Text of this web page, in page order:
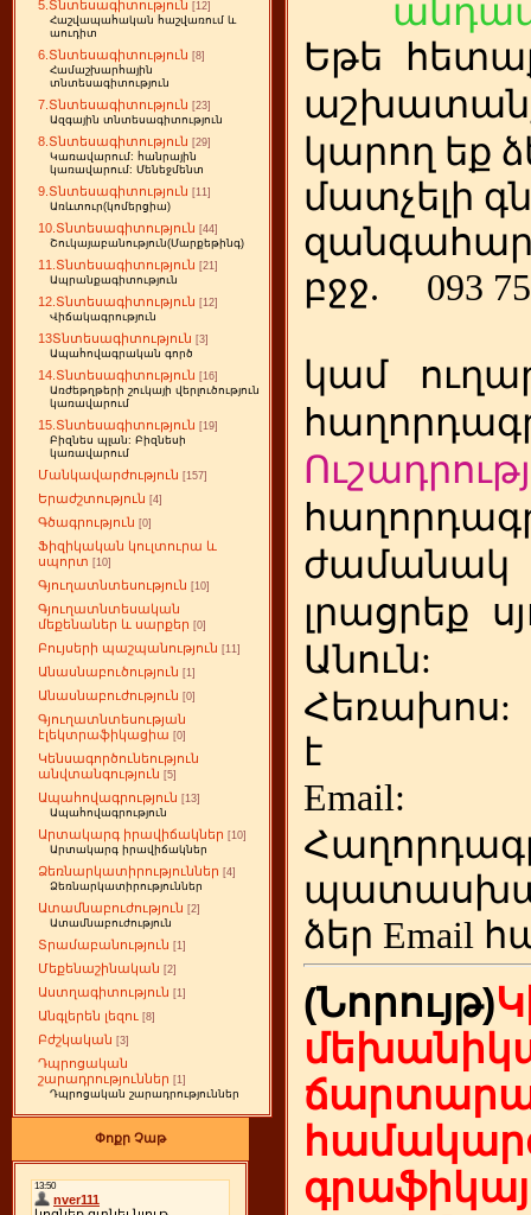
5.Տնտեսագիտություն [12]
Հաշվապահական հաշվառում և
աուդիտ
6.Տնտեսագիտություն [8]
Համաշխարհային
տնտեսագիտություն
7.Տնտեսագիտություն [23]
Ազգային տնտեսագիտություն
8.Տնտեսագիտություն [29]
Կառավարում: հանրային
կառավարում: Մենեջմենտ
9.Տնտեսագիտություն [11]
Առևտուր(կոմերցիա)
10.Տնտեսագիտություն [44]
Շուկայաբանություն(Մարքեթինգ)
11.Տնտեսագիտություն [21]
Ապրանքագիտություն
12.Տնտեսագիտություն [12]
Վիճակագրություն
13Տնտեսագիտություն [3]
Ապահովագրական գործ
14.Տնտեսագիտություն [16]
Առժեթղթերի շուկայի վերլուծություն
կառավարում
15.Տնտեսագիտություն [19]
Բիզնես պլան: Բիզնեսի
կառավարում
Մանկավարժություն [157]
Երաժշտություն [4]
Գծագրություն [0]
Ֆիզիկական կուլտուրա և
սպորտ [10]
Գյուղատնտեսություն [10]
Գյուղատնտեսական
մեքենաներ և սարքեր [0]
Բույսերի պաշպանություն [11]
Անասնաբուծություն [1]
Անասնաբուժություն [0]
Գյուղատնտեսության
էլեկտրաֆիկացիա [0]
Կենսագործունեություն
անվտանգություն [5]
Ապահովագրություն [13]
Ապահովագրություն
Արտակարգ իրավիճակներ [10]
Արտակարգ իրավիճակներ
Ձեռնարկատիրություններ [4]
Ձեռնարկատիրություններ
Ատամնաբուժություն [2]
Ատամնաբուժություն
Տրամաբանություն [1]
Մեքենաշինական [2]
Աստղագիտություն [1]
Անգլերեն լեզու [8]
Բժշկական [3]
Դպրոցական
շարադրություններ [1]
Դպրոցական շարադրություններ
Փոքր Չաթ
Եթե հ
կարող եք
մատչելի
բջջ.
093
կամ
ժամանակ
լրացրեք
Անուն:
Հեռախոս
է
ձեր Email
(Նորույթ)